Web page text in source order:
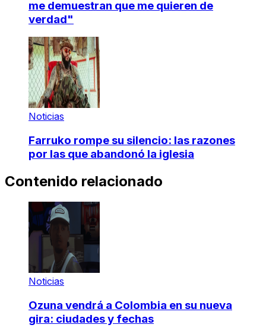
me demuestran que me quieren de
verdad"
Noticias
Farruko rompe su silencio: las razones
por las que abandonó la iglesia
Contenido relacionado
Noticias
Ozuna vendrá a Colombia en su nueva
gira: ciudades y fechas